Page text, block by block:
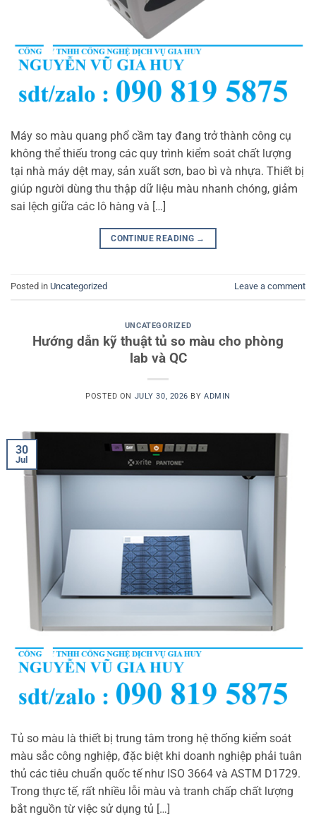
Máy so màu quang phổ cầm tay đang trở thành công cụ
không thể thiếu trong các quy trình kiểm soát chất lượng
tại nhà máy dệt may, sản xuất sơn, bao bì và nhựa. Thiết bị
giúp người dùng thu thập dữ liệu màu nhanh chóng, giảm
sai lệch giữa các lô hàng và […]
CONTINUE READING →
Posted in Uncategorized Leave a comment
UNCATEGORIZED
Hướng dẫn kỹ thuật tủ so màu cho phòng
lab và QC
POSTED ON JULY 30, 2026 BYADMIN
30
Jul
Tủ so màu là thiết bị trung tâm trong hệ thống kiểm soát
màu sắc công nghiệp, đặc biệt khi doanh nghiệp phải tuân
thủ các tiêu chuẩn quốc tế như ISO 3664 và ASTM D1729.
Trong thực tế, rất nhiều lỗi màu và tranh chấp chất lượng
bắt nguồn từ việc sử dụng tủ […]